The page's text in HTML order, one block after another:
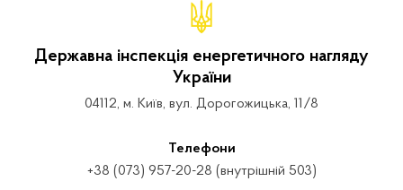
Державна інспекція енергетичного нагляду
України
04112, м. Київ, вул. Дорогожицька, 11/8
Телефони
+38 (073) 957-20-28 (внутрішній 503)